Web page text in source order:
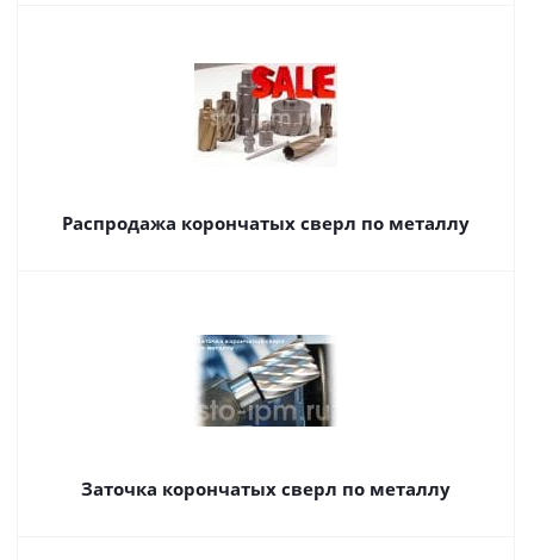
Распродажа корончатых сверл по металлу
Заточка корончатых сверл по металлу